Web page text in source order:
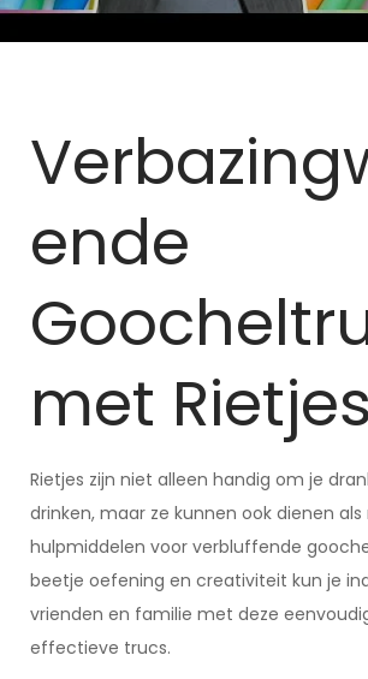
ende
met Rietjes
Rietjes zijn niet alleen handig om je
drinken, maar ze kunnen ook dienen
hulpmiddelen voor verbluffende
beetje oefening en creativiteit kun je
vrienden en familie met deze
effectieve trucs.